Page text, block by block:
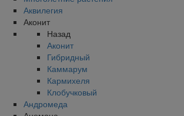
Аквилегия
Аконит
Назад
Аконит
Гибридный
Каммарум
Кармихеля
Клобучковый
Андромеда